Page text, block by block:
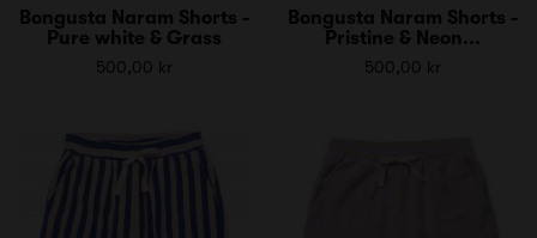
Bongusta Naram Shorts -
Pure white & Grass
500,00 kr
Bongusta Naram Shorts -
Pristine & Neon...
500,00 kr